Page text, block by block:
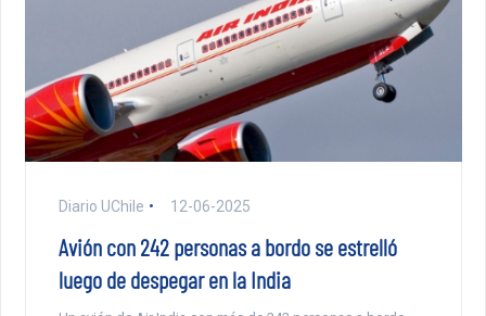
Diario UChile 12-06-2025
Avión con 242 personas a bordo se estrelló
luego de despegar en la India